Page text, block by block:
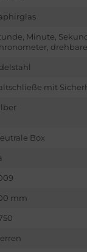
Minute,
mit
Box
mm